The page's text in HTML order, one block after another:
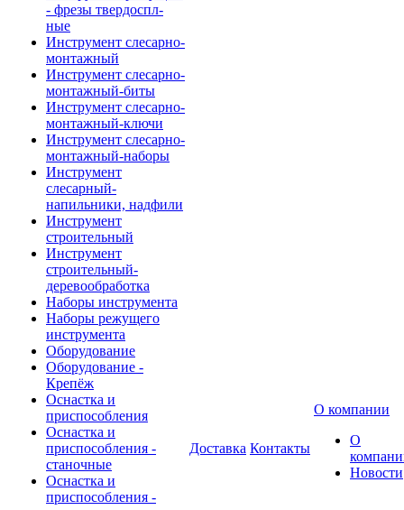
- фрезы твердоспл-
ные
Инструмент слесарно-
монтажный
Инструмент слесарно-
монтажный-биты
Инструмент слесарно-
монтажный-ключи
Инструмент слесарно-
монтажный-наборы
Инструмент
слесарный-
напильники, надфили
Инструмент
строительный
Инструмент
строительный-
деревообработка
Наборы инструмента
Наборы режущего
инструмента
Оборудование
Оборудование -
Крепёж
Оснастка и
приспособления
Оснастка и
приспособления -
станочные
Оснастка и
приспособления -
Доставка Контакты
О компании
О
Новости